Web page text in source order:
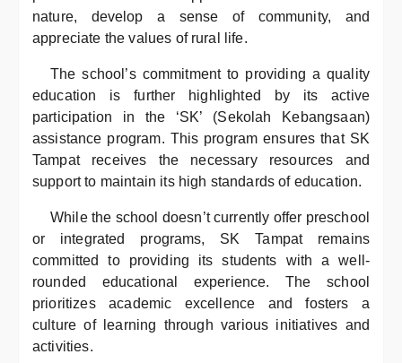
nature, develop a sense of community, and
appreciate the values of rural life.
The school’s commitment to providing a quality
education is further highlighted by its active
participation in the ‘SK’ (Sekolah Kebangsaan)
assistance program. This program ensures that SK
Tampat receives the necessary resources and
support to maintain its high standards of education.
While the school doesn’t currently offer preschool
or integrated programs, SK Tampat remains
committed to providing its students with a well-
rounded educational experience. The school
prioritizes academic excellence and fosters a
culture of learning through various initiatives and
activities.